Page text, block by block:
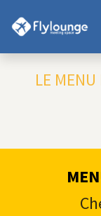
LE MENU